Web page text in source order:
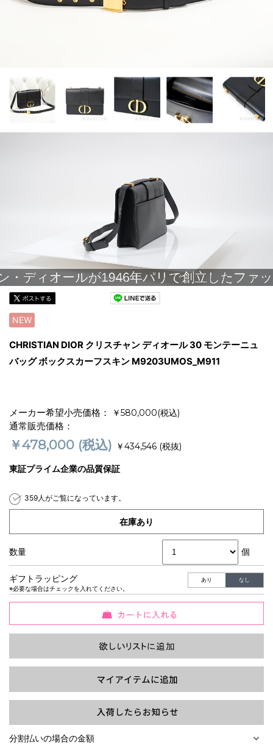
過去の特集をすべて見る>>
NEW
CHRISTIAN DIOR クリスチャン ディオール 30 モンテーニュ
バッグ ボックスカーフスキン M9203UMOS_M911
メーカー希望小売価格： ￥580,000(税込)
通常販売価格：
￥478,000 (税込) ￥434,546 (税抜)
東証プライム企業の品質保証
359人がご覧になっています。
在庫あり
数量 個
ギフトラッピング
※必要な場合はチェックを入れてください。
あり なし
分割払いの場合の金額